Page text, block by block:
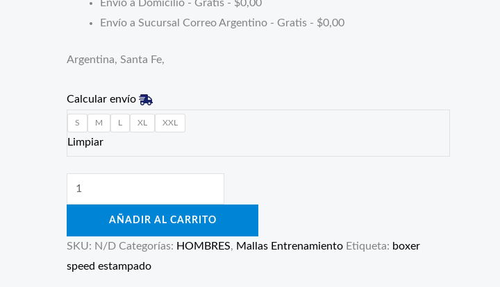
Envio a Domicilio - Gratis - $0,00
Envío a Sucursal Correo Argentino - Gratis - $0,00
Argentina, Santa Fe,
Calcular envío
S M XL XXL
Limpiar
AÑADIR AL CARRITO
SKU: N/D Categorías: HOMBRES, Mallas Entrenamiento Etiqueta: boxer
speed estampado